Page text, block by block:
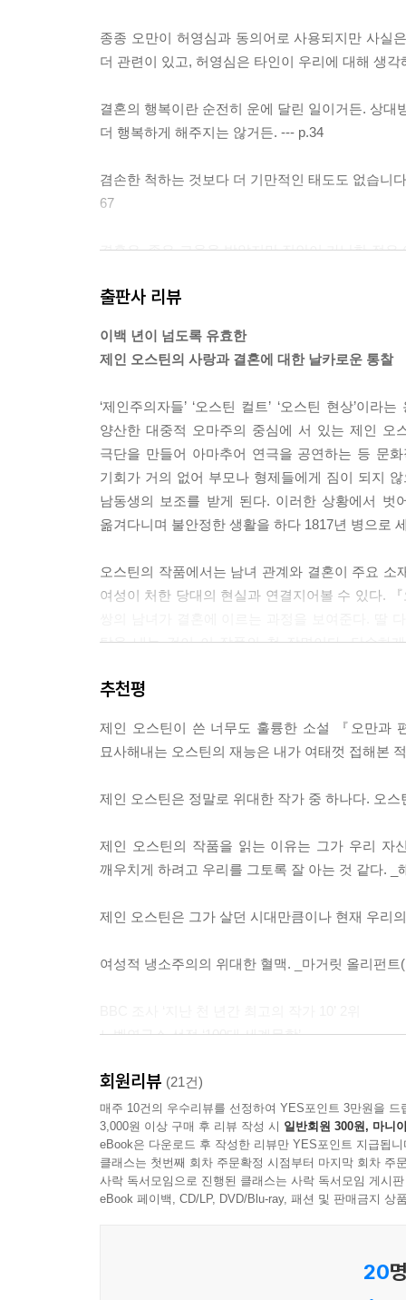
종종 오만이 허영심과 동의어로 사용되지만 사실
더 관련이 있고, 허영심은 타인이 우리에 대해 생
결혼의 행복이란 순전히 운에 달린 일이거든. 상
더 행복하게 해주지는 않거든. --- p.34
겸손한 척하는 것보다 더 기만적인 태도도 없습니
67
결혼은, 좋은 교육을 받았지만 집안이 가난한 젊
인 진리를 아직 못 받아들이는 것이겠죠. --- p.199
내 잘못은 사랑이 아닌 허영심이었어! 처음부터
된 일에서 편견과 무지에 빠져 이성을 몰아내다니
--- p.268
출판사 리뷰
이백 년이 넘도록 유효한
제인 오스틴의 사랑과 결혼에 대한 날카로운 통찰
‘제인주의자들’ ‘오스틴 컬트’ ‘오스틴 현상’이
양산한 대중적 오마주의 중심에 서 있는 제인 오
극단을 만들어 아마추어 연극을 공연하는 등 문
기회가 거의 없어 부모나 형제들에게 짐이 되지
남동생의 보조를 받게 된다. 이러한 상황에서 벗
옮겨다니며 불안정한 생활을 하다 1817년 병으로
오스틴의 작품에서는 남녀 관계와 결혼이 주요
여성이 처한 당대의 현실과 연결지어볼 수 있다.
탐을 내는 것이 이 작품의 첫 장면이다. 단순하
매우 절박한 문제였다.
베넷가의 다섯 딸 중 빙리의 짝이 되는 이는 맏
배우자에 대한 존경심과 애정이 없는 결혼은 할
샬럿의 경우는 당대 여성들이 처한 현실을 가장
속에도 드러나 있듯이, 나이도 많고 물려받을 재
목사로 수입이 안정적인 콜린스의 청혼을 받아
결혼이 얼마나 중요한 문제였는지를 잘 이해할 수
『오만과 편견』이 지금까지도 사람들의 공감과
그려냈다는 점이다. 작품 속에는 가지각색의 인
맏딸 제인, 당찬 성격의 둘째 엘리자베스, 교양
쉽게 사람들과 섞이지 않는 다아시, 사람 좋지만
앞에서 머리를 조아리는 콜린스, 현명하고 현실
당기듯 이어지는 팽팽한 갈등 관계, 인물들이
가장 두드러지는 것은 엘리자베스의 당찬 성격
추천평
제인 오스틴이 쓴 너무도 훌륭한 소설 『오만과
묘사해내는 오스틴의 재능은 내가 여태껏 접해본
제인 오스틴은 정말로 위대한 작가 중 하나다. 오
제인 오스틴의 작품을 읽는 이유는 그가 우리 자
깨우치게 하려고 우리를 그토록 잘 아는 것 같다. _
제인 오스틴은 그가 살던 시대만큼이나 현재 우리
여성적 냉소주의의 위대한 혈맥. _마거릿 올리펀트
노벨연구소 선정 ‘100대 세계문학’
미국대학위원회 SAT 추천도서
국립중앙도서관 선정 ‘청소년 권장도서 50선’
회원리뷰 (21건)
매주 10건의 우수리뷰를 선정하여 YES포인트 3만원을 드
3,000원 이상 구매 후 리뷰 작성 시 일반회원 300원, 마니
eBook은 다운로드 후 작성한 리뷰만 YES포인트 지급됩니
클래스는 첫번째 회차 주문확정 시점부터 마지막 회차 주
사락 독서모임으로 진행된 클래스는 사락 독서모임 게시
eBook 페이백, CD/LP, DVD/Blu-ray, 패션 및 판매금지 상
20